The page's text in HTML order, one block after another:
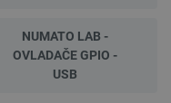
NUMATO LAB -
OVLADAČE GPIO -
USB